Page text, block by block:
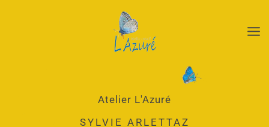
Atelier L'Azuré
SYLVIE ARLETTAZ